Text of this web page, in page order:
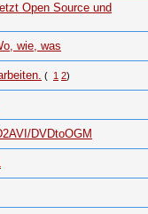
Open Source und
wie, was
( 1 2)
DVDtoOGM